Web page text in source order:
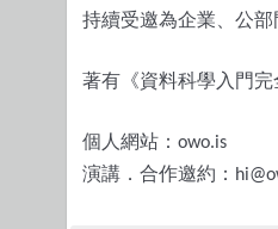
持續受邀為企業、公
著有《資料科學入門
個人網站： owo.is
演講．合作邀約：